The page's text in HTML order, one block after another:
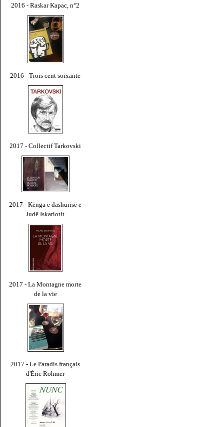
2016 - Raskar Kapac, n°2
2016 - Trois cent soixante
2017 - Collectif Tarkovski
2017 - Kënga e dashurisë e
Judë Iskariotit
2017 - La Montagne morte
de la vie
2017 - Le Paradis français
d'Éric Rohmer